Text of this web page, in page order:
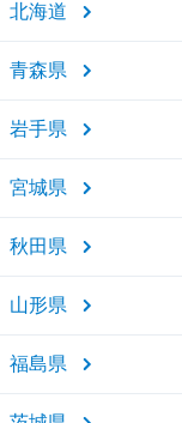
北海道
青森県
岩手県
宮城県
秋田県
山形県
福島県